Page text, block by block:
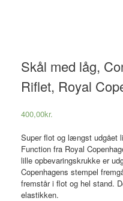
Skål med låg,
Riflet, Royal
400,00kr.
Super flot og længst udgået
Function fra Royal
lille opbevaringskrukke er
Copenhagens stempel
fremstår i flot og hel stand.
elastikken.